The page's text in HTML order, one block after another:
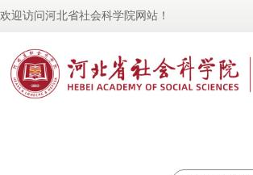
欢迎访问河北省社会科学院网站！